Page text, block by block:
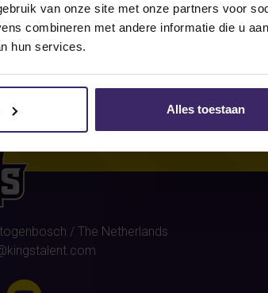
van onze site met onze partners voor
combineren met andere informatie die u
hun services.
Alles toestaan
/ The Netherlands